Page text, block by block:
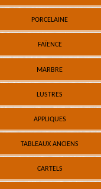
PORCELAINE
FAÏENCE
MARBRE
LUSTRES
APPLIQUES
TABLEAUX ANCIENS
CARTELS